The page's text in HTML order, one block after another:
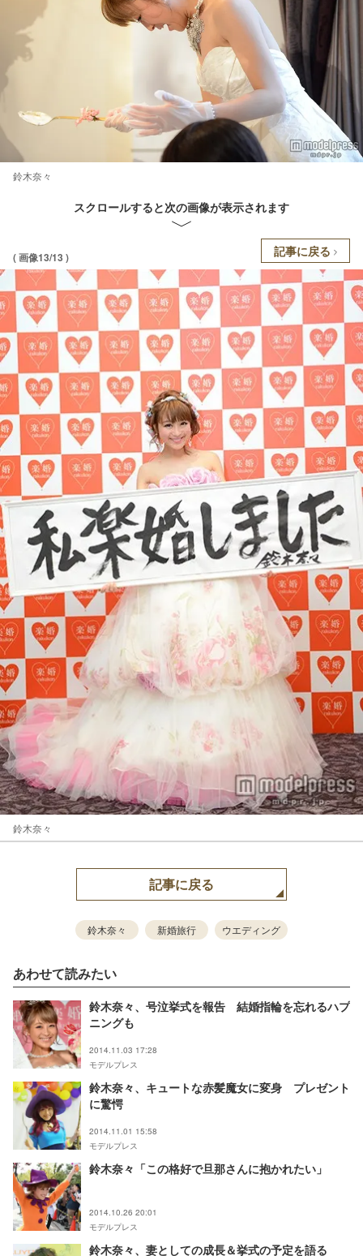
鈴木奈々
スクロールすると次の画像が表示されます
( 画像13/13 ) 記事に戻る
鈴木奈々
記事に戻る
鈴木奈々 新婚旅行 ウエディング
あわせて読みたい
鈴木奈々、号泣挙式を報告 結婚指輪を忘れるハプ
ニングも
2014.11.03 17:28
モデルプレス
鈴木奈々、キュートな赤髪魔女に変身 プレゼント
に驚愕
2014.11.01 15:58
モデルプレス
鈴木奈々「この格好で旦那さんに抱かれたい」
2014.10.26 20:01
モデルプレス
鈴木奈々、妻としての成長＆挙式の予定を語る